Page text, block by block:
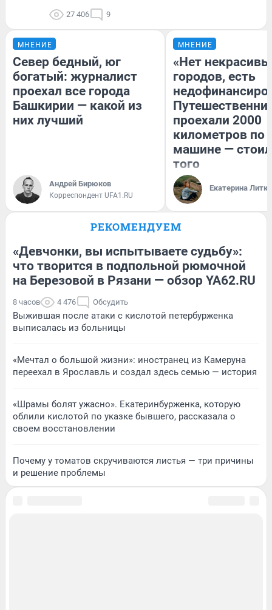
27 406 9
МНЕНИЕ
Север бедный, юг
богатый: журналист
проехал все города
Башкирии — какой из
них лучший
Андрей Бирюков
Корреспондент UFA1.RU
МНЕНИЕ
«Нет
городов, есть
проехали 2000
километров по
машине —
того
Екатерина
РЕКОМЕНДУЕМ
«Девчонки, вы испытываете судьбу»:
что творится в подпольной рюмочной
на Березовой в Рязани — обзор YA62.RU
8 часов 4 476 Обсудить
Выжившая после атаки с кислотой петербурженка
выписалась из больницы
«Мечтал о большой жизни»: иностранец из Камеруна
переехал в Ярославль и создал здесь семью — история
«Шрамы болят ужасно». Екатеринбурженка, которую
облили кислотой по указке бывшего, рассказала о
своем восстановлении
Почему у томатов скручиваются листья — три причины
и решение проблемы